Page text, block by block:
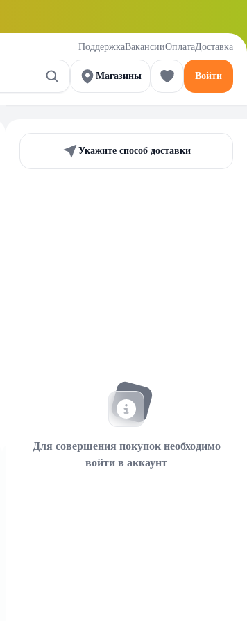
ПоддержкаВакансииОплатаДоставка
Магазины Войти
Укажите способ доставки
Для совершения покупок необходимо
войти в аккаунт